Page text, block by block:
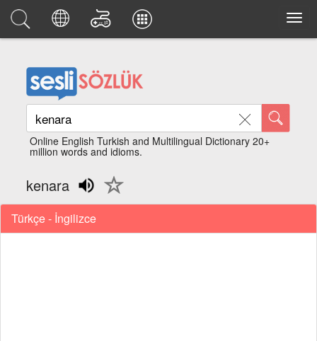
Online English Turkish and Multilingual Dictionary 20+
million words and idioms.
kenara
Türkçe - İngilizce